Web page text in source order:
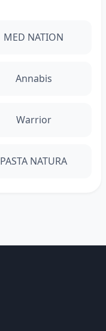
MED NATION
Annabis
Warrior
PASTA NATURA